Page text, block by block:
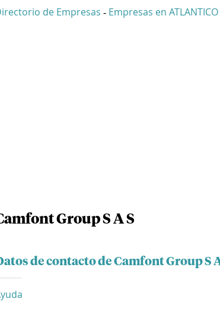
de Empresas - Empresas en ATLANTICO
Group S A S
de contacto de Camfont Group S